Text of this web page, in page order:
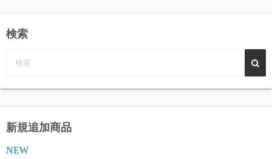
検索
新規追加商品
NEW